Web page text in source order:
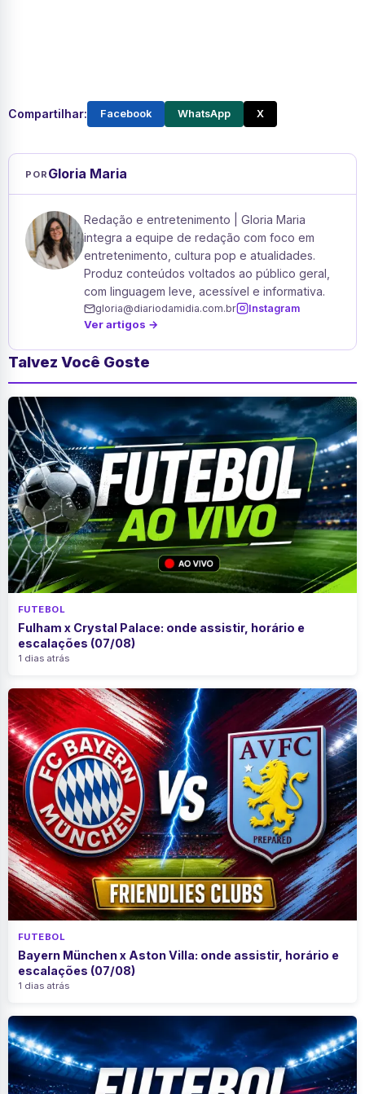
Compartilhar: Facebook WhatsApp X
POR Gloria Maria
Redação e entretenimento | Gloria Maria
integra a equipe de redação com foco em
entretenimento, cultura pop e atualidades.
Produz conteúdos voltados ao público geral,
com linguagem leve, acessível e informativa.
gloria@diariodamidia.com.br Instagram
Ver artigos →
Talvez Você Goste
FUTEBOL
Fulham x Crystal Palace: onde assistir, horário e
escalações (07/08)
1 dias atrás
FUTEBOL
Bayern München x Aston Villa: onde assistir, horário e
escalações (07/08)
1 dias atrás